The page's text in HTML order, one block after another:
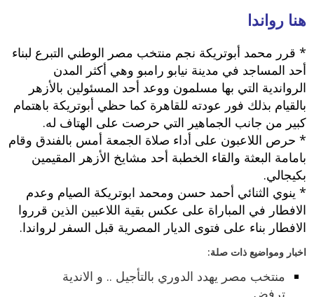
هنا رواندا
* قرر محمد أبوتريكة نجم منتخب مصر الوطني التبرع لبناء
أحد المساجد في مدينة نيابو رامبو وهي أكثر المدن
الرواندية التي بها مسلمون ووعد أحد المسئولين بالأزهر
بالقيام بذلك فور عودته للقاهرة كما حظي أبوتريكة باهتمام
كبير من جانب الجماهير التي حرصت على الهتاف له.
* حرص اللاعبون على أداء صلاة الجمعة أمس بالفندق وقام
بامامة البعثة والقاء الخطبة أحد مشايخ الأزهر المقيمين
بكيجالي.
* ينوي الثنائي أحمد حسن ومحمد ابوتريكة الصيام وعدم
الافطار في المباراة على عكس بقية اللاعبين الذين قرروا
الافطار بناء على فتوى الديار المصرية قبل السفر لرواندا.
اخبار ومواضيع ذات صلة:
منتخب مصر يهدد الدوري بالتأجيل .. و الاندية
ترفض